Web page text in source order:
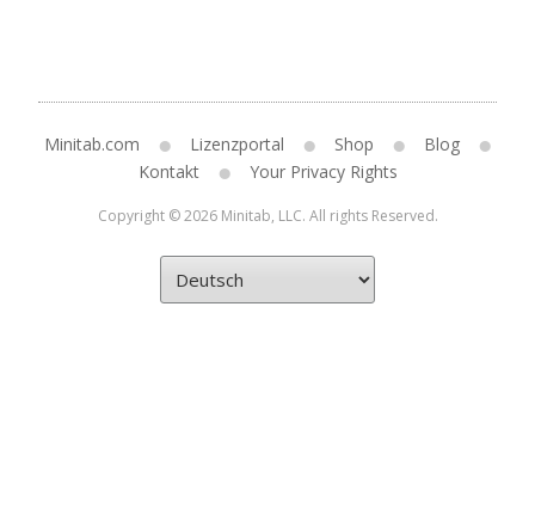
Minitab.com Lizenzportal Shop
Blog
Kontakt
Your Privacy Rights
Copyright © 2026 Minitab, LLC. All rights Reserved.